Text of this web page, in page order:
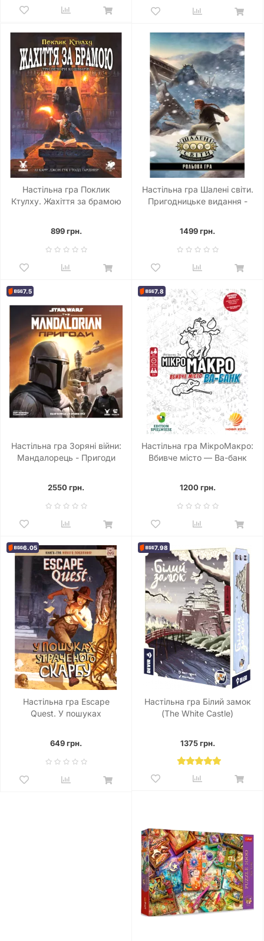
Настільна гра Поклик
Ктулху. Жахіття за брамою
899 грн.
Настільна гра Шалені світи.
Пригодницьке видання -
Core Rules)
1499 грн.
7.5
Настільна гра Зоряні війни:
Мандалорець - Пригоди
2550 грн.
7.8
Настільна гра МікроМакро:
Вбивче місто — Ва-банк
1200 грн.
6.05
Настільна гра Escape
Quest. У пошуках
649 грн.
7.98
Настільна гра Білий замок
(The White Castle)
1375 грн.